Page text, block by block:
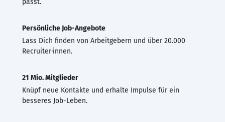
Persönliche Job-Angebote
Lass Dich finden von Arbeitgebern und über 20.000
Recruiter·innen.
21 Mio. Mitglieder
Knüpf neue Kontakte und erhalte Impulse für ein
besseres Job-Leben.